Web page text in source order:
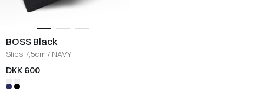
BOSS Black
Slips 7,5cm / NAVY
DKK 600